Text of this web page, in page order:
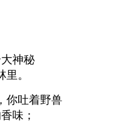
神秘
。
你吐着野兽
味；